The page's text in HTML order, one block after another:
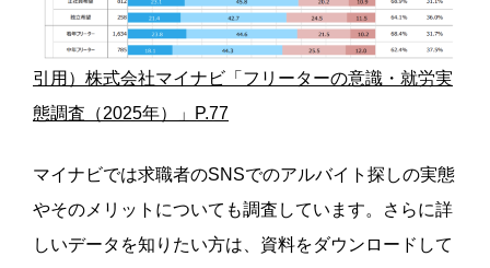
引用）株式会社マイナビ「フリーターの意識・就労実
態調査（2025年）」P.77
マイナビでは求職者のSNSでのアルバイト探しの実態
やそのメリットについても調査しています。さらに詳
しいデータを知りたい方は、資料をダウンロードして